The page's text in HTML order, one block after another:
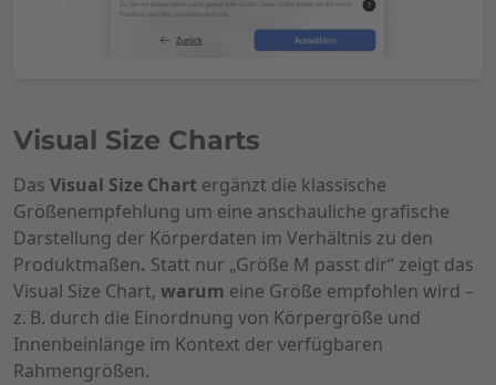
Visual Size Charts
Das Visual Size Chart ergänzt die klassische
Größenempfehlung um eine anschauliche grafische
Darstellung der Körperdaten im Verhältnis zu den
Produktmaßen. Statt nur „Größe M passt dir“ zeigt das
Visual Size Chart, warum eine Größe empfohlen wird –
z. B. durch die Einordnung von Körpergröße und
Innenbeinlänge im Kontext der verfügbaren
Rahmengrößen.